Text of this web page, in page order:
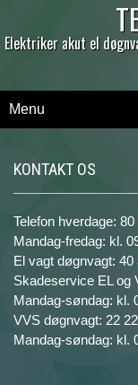
Elektriker akut el
Menu
KONTAKT OS
Telefon hverdage:
Mandag-fredag: kl.
El vagt døgnvagt: 40
Skadeservice EL og
Mandag-søndag: kl.
VVS døgnvagt: 22
Mandag-søndag: kl.